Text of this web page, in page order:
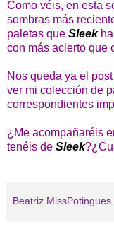
Como véis, en esta
sombras más
paletas que Sleek
con más acierto que
Nos queda ya el
ver mi colección de
correspondientes
¿Me acompañaréis
tenéis de Sleek
Beatriz MissPotingues